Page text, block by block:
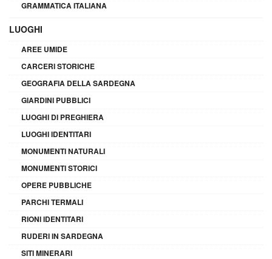
GRAMMATICA ITALIANA
LUOGHI
AREE UMIDE
CARCERI STORICHE
GEOGRAFIA DELLA SARDEGNA
GIARDINI PUBBLICI
LUOGHI DI PREGHIERA
LUOGHI IDENTITARI
MONUMENTI NATURALI
MONUMENTI STORICI
OPERE PUBBLICHE
PARCHI TERMALI
RIONI IDENTITARI
RUDERI IN SARDEGNA
SITI MINERARI